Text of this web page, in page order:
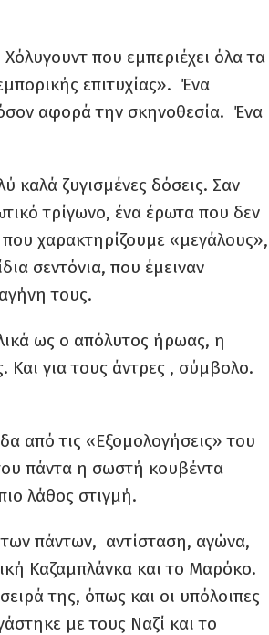
που εμπεριέχει όλα τα
επιτυχίας». Ένα
αφορά την σκηνοθεσία. Ένα
καλά ζυγισμένες δόσεις. Σαν
τρίγωνο, ένα έρωτα που δεν
χαρακτηρίζουμε «μεγάλους»,
σεντόνια, που έμειναν
τους.
ως ο απόλυτος ήρωας, η
Και για τους άντρες , σύμβολο.
από τις «Εξομολογήσεις» του
πάντα η σωστή κουβέντα
λάθος στιγμή.
των πάντων, αντίσταση, αγώνα,
Καζαμπλάνκα και το Μαρόκο.
της, όπως και οι υπόλοιπες
με τους Ναζί και το